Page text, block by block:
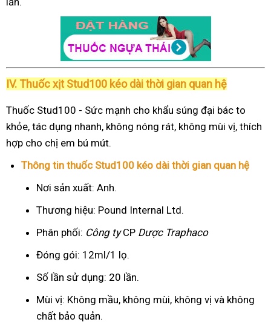
IV. Thuốc xịt Stud100 kéo dài thời gian quan hệ
Thuốc Stud100 - Sức mạnh cho khẩu súng đại bác to
khỏe, tác dụng nhanh, không nóng rát, không mùi vị, thích
hợp cho chị em bú mút.
Thông tin thuốc Stud100 kéo dài thời gian quan hệ
Nơi sản xuất: Anh.
Thương hiệu: Pound Internal Ltd.
Phân phối: Công tyCP Dược Traphaco
Đóng gói: 12ml/1 lọ.
Số lần sử dụng: 20 lần.
Mùi vị: Không mầu, không mùi, không vị và không
chất bảo quản.